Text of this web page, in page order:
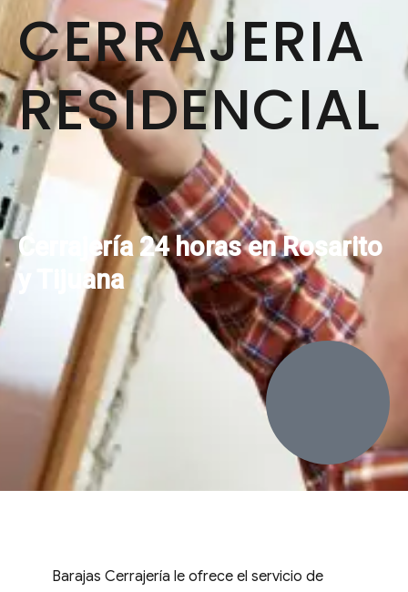
CERRAJERIA
RESIDENCIAL
Cerrajería 24 horas en Rosarito
y Tijuana
Barajas Cerrajería le ofrece el servicio de